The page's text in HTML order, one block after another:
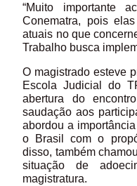
“Muito importante
Conematra, pois
atuais no que
Trabalho busca
O magistrado esteve
Escola Judicial do
abertura do
saudação aos
abordou a
o Brasil com o
disso, também
situação de
magistratura.